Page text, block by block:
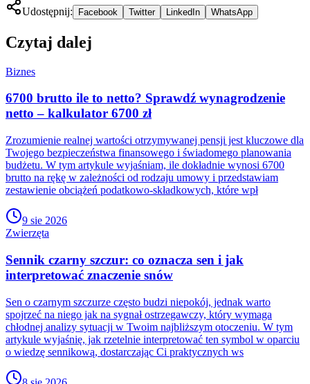
Udostępnij: Facebook Twitter LinkedIn WhatsApp
Czytaj dalej
Biznes
6700 brutto ile to netto? Sprawdź wynagrodzenie
netto – kalkulator 6700 zł
Zrozumienie realnej wartości otrzymywanej pensji jest kluczowe dla
Twojego bezpieczeństwa finansowego i świadomego planowania
budżetu. W tym artykule wyjaśniam, ile dokładnie wynosi 6700
brutto na rękę w zależności od rodzaju umowy i przedstawiam
zestawienie obciążeń podatkowo-składkowych, które wpł
9 sie 2026
Zwierzęta
Sennik czarny szczur: co oznacza sen i jak
interpretować znaczenie snów
Sen o czarnym szczurze często budzi niepokój, jednak warto
spojrzeć na niego jak na sygnał ostrzegawczy, który wymaga
chłodnej analizy sytuacji w Twoim najbliższym otoczeniu. W tym
artykule wyjaśnię, jak rzetelnie interpretować ten symbol w oparciu
o wiedzę sennikową, dostarczając Ci praktycznych ws